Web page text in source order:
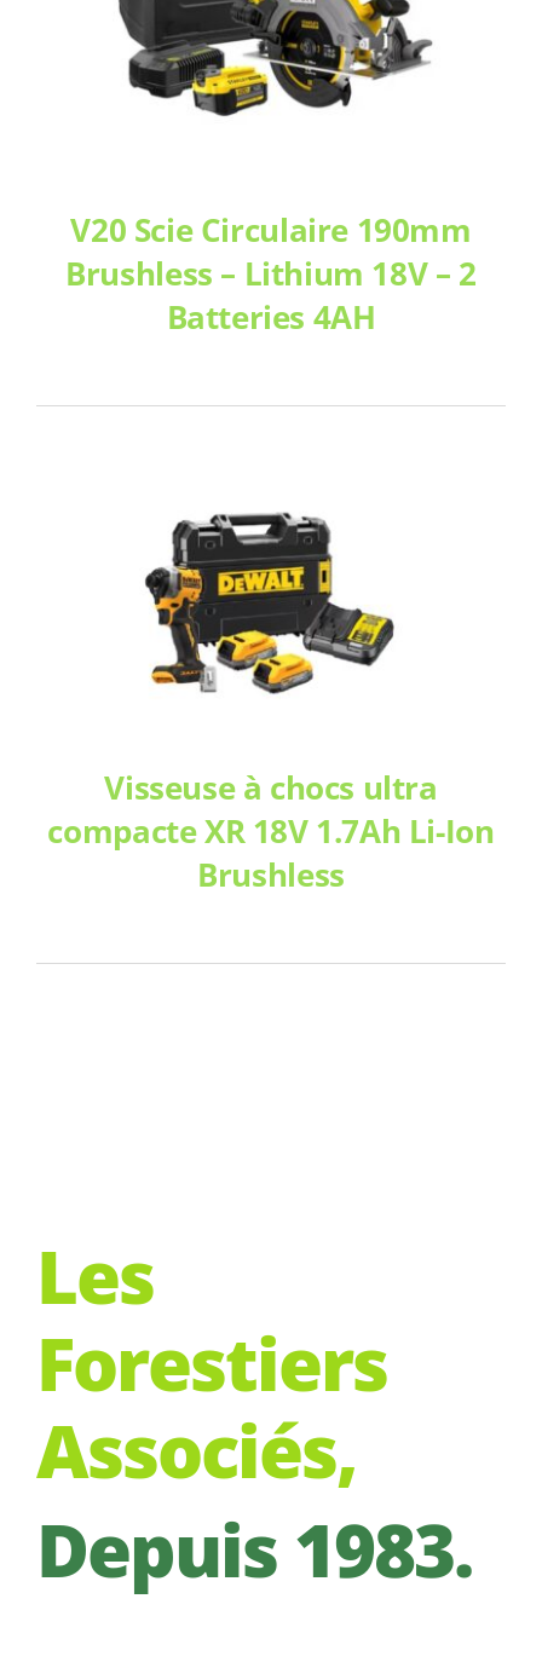
V20 Scie Circulaire 190mm
Brushless – Lithium 18V – 2
Batteries 4AH
Visseuse à chocs ultra
compacte XR 18V 1.7Ah Li-Ion
Brushless
Les
Forestiers
Associés,
Depuis 1983.